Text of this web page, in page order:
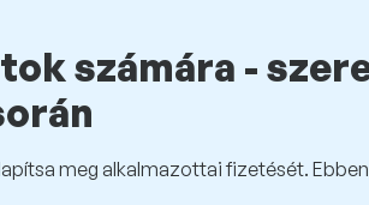
számára -
meg alkalmazottai fizetését.